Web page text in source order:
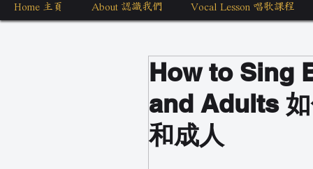
Home 主頁 About 認識我們 Vocal Lesson 唱歌課程
How to Sing
and Adults
和成人